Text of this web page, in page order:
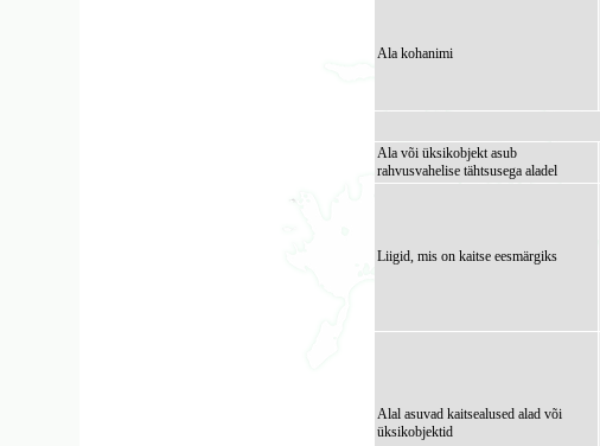
Ala kohanimi
Ala või üksikobjekt asub
rahvusvahelise tähtsusega aladel
Liigid, mis on kaitse eesmärgiks
Alal asuvad kaitsealused alad või
üksikobjektid